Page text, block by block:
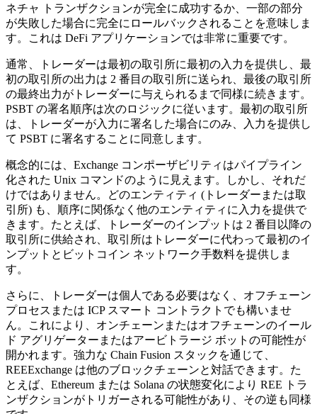
ネチャ トランザクションが完全に成功するか、一部の部分
が失敗した場合に完全にロールバックされることを意味しま
す。これは DeFi アプリケーションでは非常に重要です。
通常、トレーダーは最初の取引所に最初の入力を提供し、最
初の取引所の出力は 2 番目の取引所に送られ、最後の取引所
の最終出力がトレーダーに与えられるまで同様に続きます。
PSBT の署名順序は次のロジックに従います。最初の取引所
は、トレーダーが入力に署名した場合にのみ、入力を提供し
て PSBT に署名することに同意します。
概念的には、Exchange コンポーザビリティはパイプライン
化された Unix コマンドのように見えます。しかし、それだ
けではありません。どのエンティティ (トレーダーまたは取
引所) も、順序に関係なく他のエンティティに入力を提供で
きます。たとえば、トレーダーのインプットは 2 番目以降の
取引所に供給され、取引所はトレーダーに代わって最初のイ
ンプットとビットコイン ネットワーク手数料を提供しま
す。
さらに、トレーダーは個人である必要はなく、オフチェーン
プロセスまたは ICP スマート コントラクトでも構いませ
ん。これにより、オンチェーンまたはオフチェーンのイール
ド アグリゲーターまたはアービトラージ ボットの可能性が
開かれます。強力な Chain Fusion スタックを通じて、
REEExchange は他のブロックチェーンと対話できます。た
とえば、Ethereum または Solana の状態変化により REE トラ
ンザクションがトリガーされる可能性があり、その逆も同様